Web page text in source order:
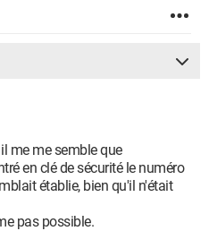
me me semble que
en clé de sécurité le numéro
établie, bien qu'il n'était
pas possible.